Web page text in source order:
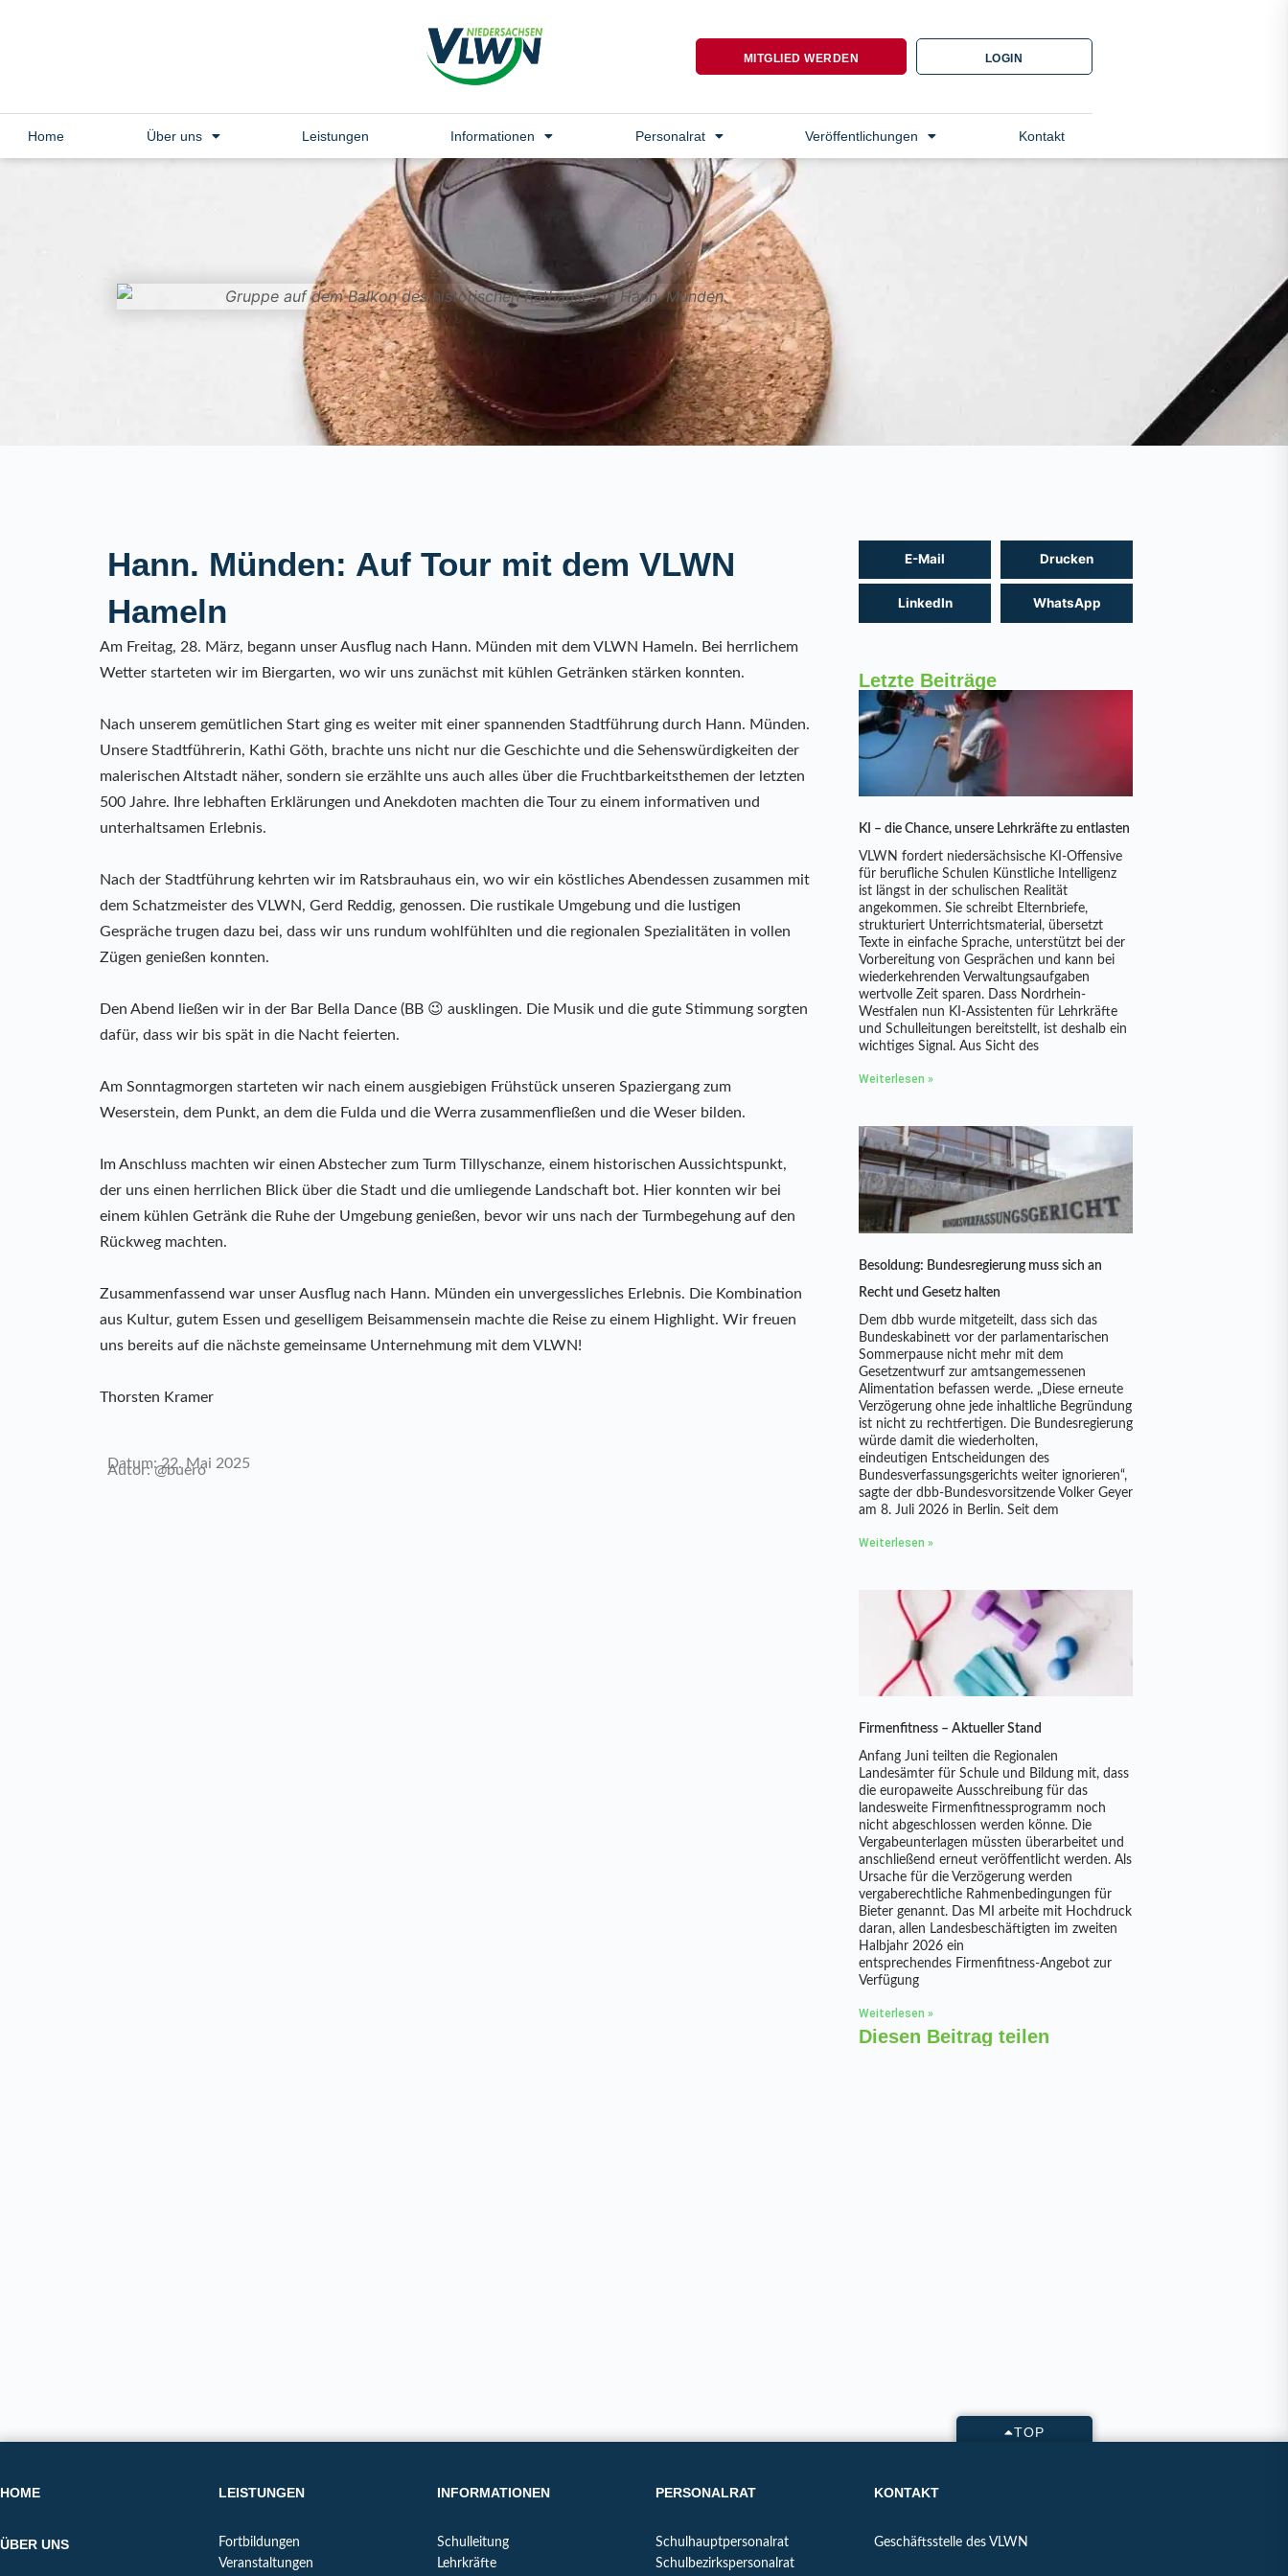
MITGLIED WERDEN LOGIN
Home Über uns Leistungen Informationen Personalrat Veröffentlichungen Kontakt
Hann. Münden: Auf Tour mit dem VLWN
Hameln
Am Freitag, 28. März, begann unser Ausflug nach Hann. Münden mit dem VLWN Hameln. Bei herrlichem
Wetter starteten wir im Biergarten, wo wir uns zunächst mit kühlen Getränken stärken konnten.
Nach unserem gemütlichen Start ging es weiter mit einer spannenden Stadtführung durch Hann. Münden.
Unsere Stadtführerin, Kathi Göth, brachte uns nicht nur die Geschichte und die Sehenswürdigkeiten der
malerischen Altstadt näher, sondern sie erzählte uns auch alles über die Fruchtbarkeitsthemen der letzten
500 Jahre. Ihre lebhaften Erklärungen und Anekdoten machten die Tour zu einem informativen und
unterhaltsamen Erlebnis.
Nach der Stadtführung kehrten wir im Ratsbrauhaus ein, wo wir ein köstliches Abendessen zusammen mit
dem Schatzmeister des VLWN, Gerd Reddig, genossen. Die rustikale Umgebung und die lustigen
Gespräche trugen dazu bei, dass wir uns rundum wohlfühlten und die regionalen Spezialitäten in vollen
Zügen genießen konnten.
Den Abend ließen wir in der Bar Bella Dance (BB 😉 ausklingen. Die Musik und die gute Stimmung sorgten
dafür, dass wir bis spät in die Nacht feierten.
Am Sonntagmorgen starteten wir nach einem ausgiebigen Frühstück unseren Spaziergang zum
Weserstein, dem Punkt, an dem die Fulda und die Werra zusammenfließen und die Weser bilden.
Im Anschluss machten wir einen Abstecher zum Turm Tillyschanze, einem historischen Aussichtspunkt,
der uns einen herrlichen Blick über die Stadt und die umliegende Landschaft bot. Hier konnten wir bei
einem kühlen Getränk die Ruhe der Umgebung genießen, bevor wir uns nach der Turmbegehung auf den
Rückweg machten.
Zusammenfassend war unser Ausflug nach Hann. Münden ein unvergessliches Erlebnis. Die Kombination
aus Kultur, gutem Essen und geselligem Beisammensein machte die Reise zu einem Highlight. Wir freuen
uns bereits auf die nächste gemeinsame Unternehmung mit dem VLWN!
Thorsten Kramer
Datum: 22. Mai 2025
Autor: @buero
E-Mail Drucken
LinkedIn WhatsApp
Letzte Beiträge
KI – die Chance, unsere Lehrkräfte zu entlasten
VLWN fordert niedersächsische KI-Offensive
für berufliche Schulen Künstliche Intelligenz
ist längst in der schulischen Realität
angekommen. Sie schreibt Elternbriefe,
strukturiert Unterrichtsmaterial, übersetzt
Texte in einfache Sprache, unterstützt bei der
Vorbereitung von Gesprächen und kann bei
wiederkehrenden Verwaltungsaufgaben
wertvolle Zeit sparen. Dass Nordrhein-
Westfalen nun KI-Assistenten für Lehrkräfte
und Schulleitungen bereitstellt, ist deshalb ein
wichtiges Signal. Aus Sicht des
Weiterlesen »
Besoldung: Bundesregierung muss sich an
Recht und Gesetz halten
Dem dbb wurde mitgeteilt, dass sich das
Bundeskabinett vor der parlamentarischen
Sommerpause nicht mehr mit dem
Gesetzentwurf zur amtsangemessenen
Alimentation befassen werde. „Diese erneute
Verzögerung ohne jede inhaltliche Begründung
ist nicht zu rechtfertigen. Die Bundesregierung
würde damit die wiederholten,
eindeutigen Entscheidungen des
Bundesverfassungsgerichts weiter ignorieren“,
sagte der dbb-Bundesvorsitzende Volker Geyer
am 8. Juli 2026 in Berlin. Seit dem
Weiterlesen »
Firmenfitness – Aktueller Stand
Anfang Juni teilten die Regionalen
Landesämter für Schule und Bildung mit, dass
die europaweite Ausschreibung für das
landesweite Firmenfitnessprogramm noch
nicht abgeschlossen werden könne. Die
Vergabeunterlagen müssten überarbeitet und
anschließend erneut veröffentlicht werden. Als
Ursache für die Verzögerung werden
vergaberechtliche Rahmenbedingungen für
Bieter genannt. Das MI arbeite mit Hochdruck
daran, allen Landesbeschäftigten im zweiten
Halbjahr 2026 ein
entsprechendes Firmenfitness-Angebot zur
Verfügung
Weiterlesen »
Diesen Beitrag teilen
TOP
HOME
ÜBER UNS
LEISTUNGEN
Fortbildungen
Veranstaltungen
INFORMATIONEN
Schulleitung
Lehrkräfte
PERSONALRAT
Schulhauptpersonalrat
Schulbezirkspersonalrat
KONTAKT
Geschäftsstelle des VLWN